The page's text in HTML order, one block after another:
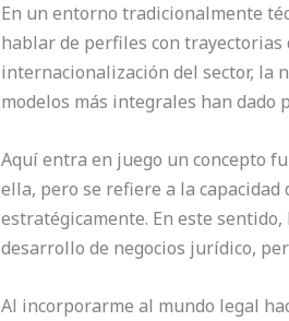
En un entorno tradicionalmente
hablar de perfiles con
internacionalización del sector, la
modelos más integrales han dado
Aquí entra en juego un concepto
ella, pero se refiere a la
estratégicamente. En este
desarrollo de negocios jurídico,
Al incorporarme al mundo legal